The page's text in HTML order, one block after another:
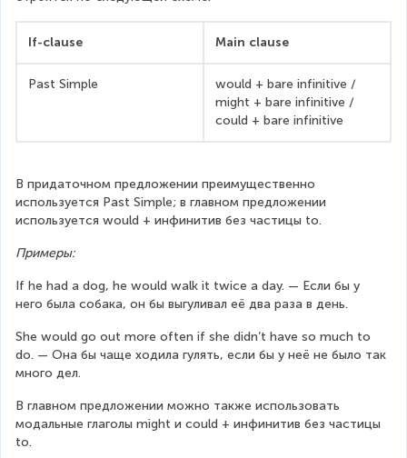
If-clause Main clause
Past Simple
would + bare infinitive /
might + bare infinitive /
could + bare infinitive
В придаточном предложении преимущественно
используется Past Simple; в главном предложении
используется would + инфинитив без частицы to.
Примеры:
If he had a dog, he would walk it twice a day. — Если бы у
него была собака, он бы выгуливал её два раза в день.
She would go out more often if she didn’t have so much to
do. — Она бы чаще ходила гулять, если бы у неё не было так
много дел.
В главном предложении можно также использовать
модальные глаголы might и could + инфинитив без частицы
to.